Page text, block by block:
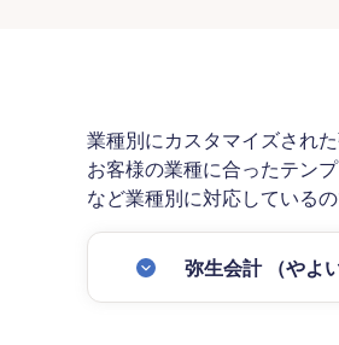
業種別にカスタマイズされ
お客様の業種に合ったテン
など業種別に対応している
弥生会計 （やよ